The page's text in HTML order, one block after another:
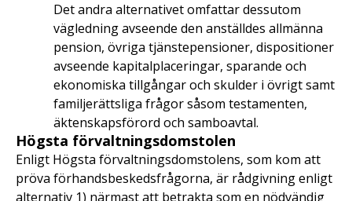
Det andra alternativet omfattar dessutom
vägledning avseende den anställdes allmänna
pension, övriga tjänstepensioner, dispositioner
avseende kapitalplaceringar, sparande och
ekonomiska tillgångar och skulder i övrigt samt
familjerättsliga frågor såsom testamenten,
äktenskapsförord och samboavtal.
Högsta förvaltningsdomstolen
Enligt Högsta förvaltningsdomstolens, som kom att
pröva förhandsbeskedsfrågorna, är rådgivning enligt
alternativ 1) närmast att betrakta som en nödvändig